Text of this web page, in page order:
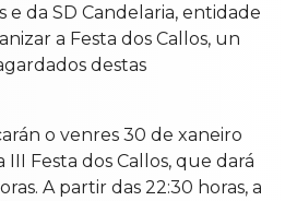
e da SD Candelaria, entidade
a Festa dos Callos, un
destas
o venres 30 de xaneiro
Festa dos Callos, que dará
A partir das 22:30 horas, a